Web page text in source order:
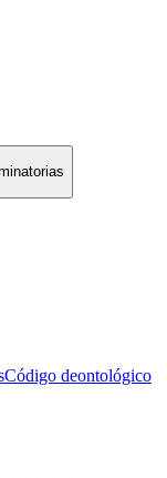
Código deontológico